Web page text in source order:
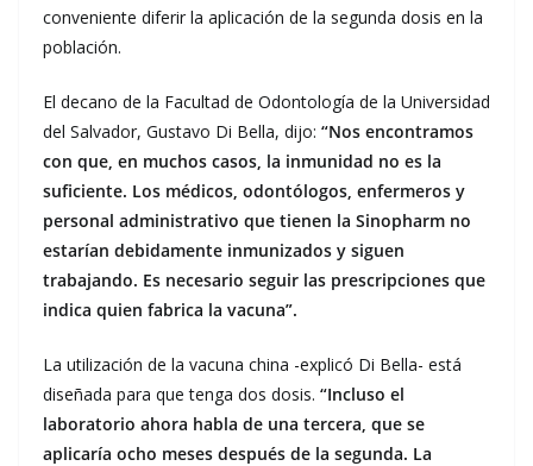
conveniente diferir la aplicación de la segunda dosis en la
población.
El decano de la Facultad de Odontología de la Universidad
del Salvador, Gustavo Di Bella, dijo: “Nos encontramos
con que, en muchos casos, la inmunidad no es la
suficiente. Los médicos, odontólogos, enfermeros y
personal administrativo que tienen la Sinopharm no
estarían debidamente inmunizados y siguen
trabajando. Es necesario seguir las prescripciones que
indica quien fabrica la vacuna”.
La utilización de la vacuna china -explicó Di Bella- está
diseñada para que tenga dos dosis. “Incluso el
laboratorio ahora habla de una tercera, que se
aplicaría ocho meses después de la segunda. La